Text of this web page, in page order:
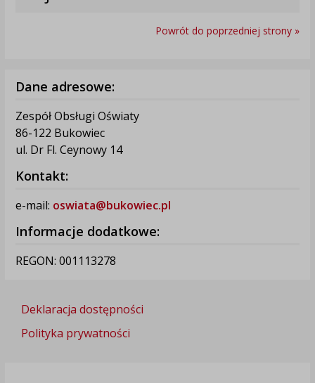
Powrót do poprzedniej strony »
Dane adresowe:
Zespół Obsługi Oświaty
86-122 Bukowiec
ul. Dr Fl. Ceynowy 14
Kontakt:
e-mail: oswiata@bukowiec.pl
Informacje dodatkowe:
REGON: 001113278
Deklaracja dostępności
Polityka prywatności